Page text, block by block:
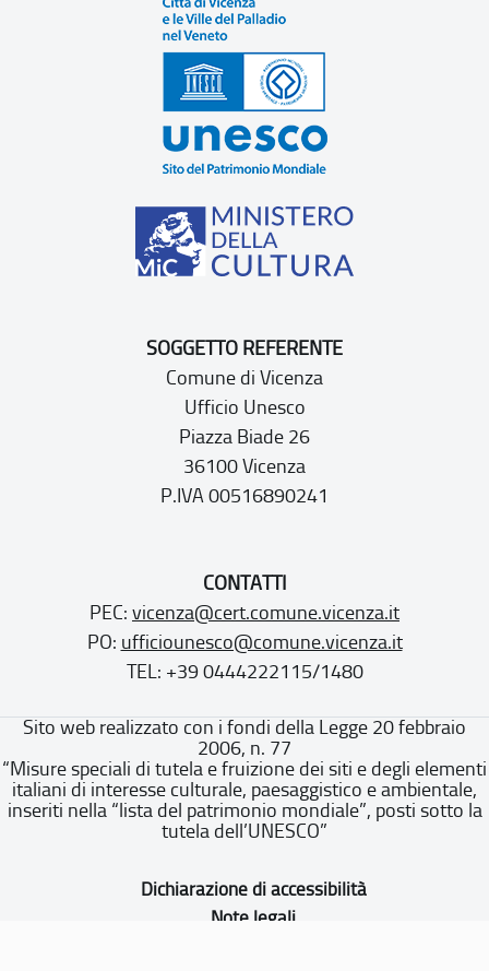
SOGGETTO REFERENTE
Comune di Vicenza
Ufficio Unesco
Piazza Biade 26
36100 Vicenza
P.IVA 00516890241
CONTATTI
PEC: vicenza@cert.comune.vicenza.it
PO: ufficiounesco@comune.vicenza.it
TEL: +39 0444222115/1480
Sito web realizzato con i fondi della Legge 20 febbraio
2006, n. 77
“Misure speciali di tutela e fruizione dei siti e degli elementi
italiani di interesse culturale, paesaggistico e ambientale,
inseriti nella “lista del patrimonio mondiale”, posti sotto la
tutela dell’UNESCO”
Dichiarazione di accessibilità
Note legali